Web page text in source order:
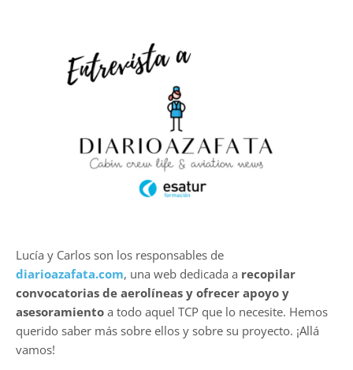
Lucía y Carlos son los responsables de
diarioazafata.com, una web dedicada a recopilar
convocatorias de aerolíneas y ofrecer apoyo y
asesoramiento a todo aquel TCP que lo necesite. Hemos
querido saber más sobre ellos y sobre su proyecto. ¡Allá
vamos!